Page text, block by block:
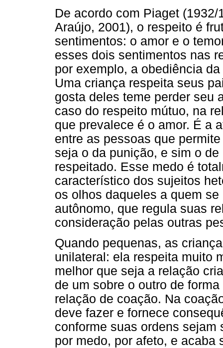
De acordo com Piaget
Araújo, 2001), o respeito é
sentimentos: o amor e o
esses dois sentimentos nas
por exemplo, a obediência
Uma criança respeita seus
gosta deles teme perder seu
caso do respeito mútuo, na
que prevalece é o amor. É a
entre as pessoas que
seja o da punição, e sim o
respeitado. Esse medo é
característico dos sujeitos
os olhos daqueles a quem
autônomo, que regula suas
consideração pelas outras
Quando pequenas, as
unilateral: ela respeita muito
melhor que seja a relação
de um sobre o outro de
relação de coação. Na
deve fazer e fornece
conforme suas ordens sejam
por medo, por afeto, e acaba